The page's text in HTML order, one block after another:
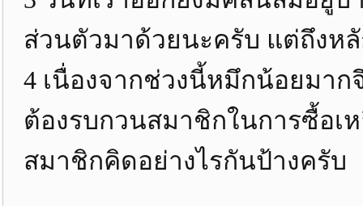
ส่วนตัวมาด้วยนะครับ แต่ถึงห
4 เนื่องจากช่วงนี้หมึกน้อยมาก
ต้องรบกวนสมาชิกในการซื้อเ
สมาชิกคิดอย่างไรกันป้างครับ